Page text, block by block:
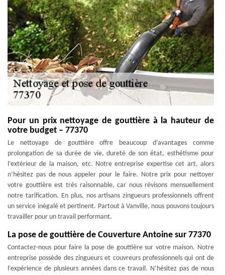
Pour un prix nettoyage de gouttière à la hauteur de
votre budget – 77370
Le nettoyage de gouttière offre beaucoup d’avantages comme
prolongation de sa durée de vie, dureté de son état, esthétisme pour
l’extérieur de la maison, etc. Notre entreprise expertise cet art, alors
n’hésitez pas de nous appeler pour le faire. Notre prix pour nettoyer
votre gouttière est très raisonnable, car nous révisons mensuellement
notre tarification. En plus, nos artisans zingueurs professionnels offrent
un service inégalé et pertinent. Partout à Vanville, nous pouvons toujours
travailler pour un travail performant.
La pose de gouttière de Couverture Antoine sur 77370
Contactez-nous pour faire la pose de gouttière sur votre maison. Notre
entreprise possède des zingueurs et couvreurs professionnels qui ont de
l’expérience de plusieurs années dans ce travail. N’hésitez pas de nous